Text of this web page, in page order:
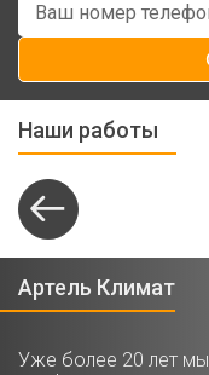
Ваш номер
Наши работы
Артель Климат
Уже более 20 лет